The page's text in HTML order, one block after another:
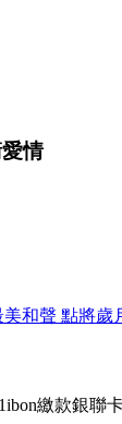
情
美和聲 點將歲
繳款銀聯